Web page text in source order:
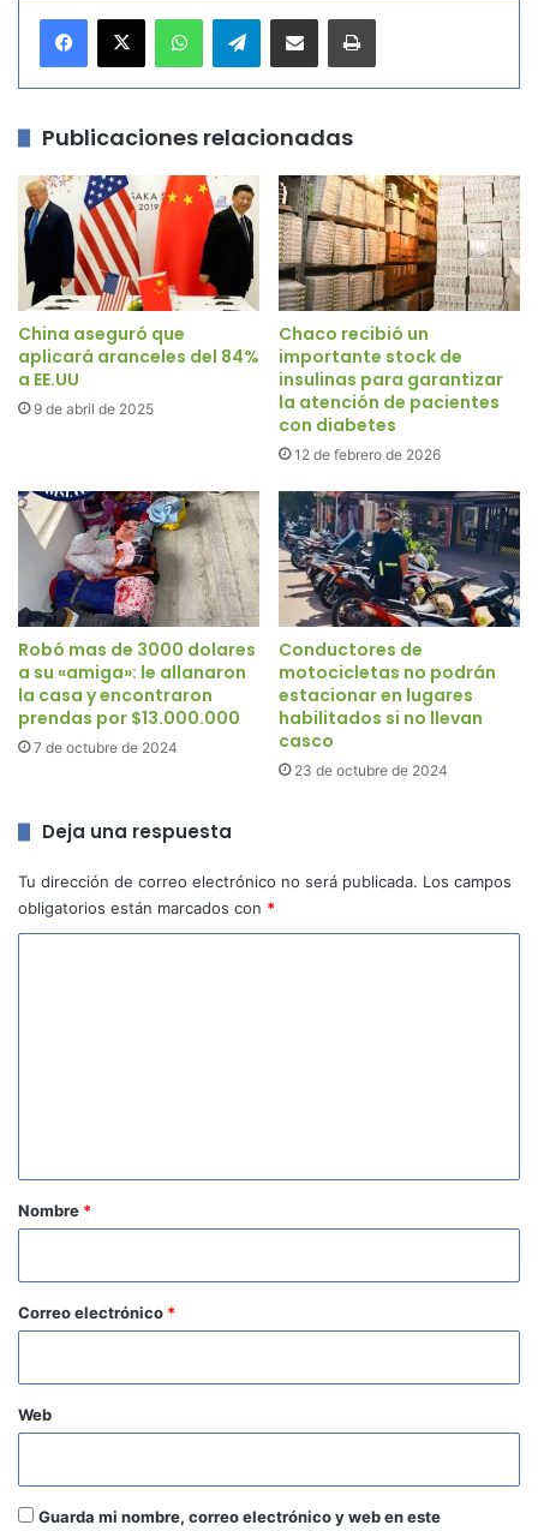
Telegram
Publicaciones relacionadas
China aseguró que
aplicará aranceles del 84%
a EE.UU
9 de abril de 2025
Chaco recibió un
importante stock de
insulinas para garantizar
la atención de pacientes
con diabetes
12 de febrero de 2026
Robó mas de 3000 dolares
a su «amiga»: le allanaron
la casa y encontraron
prendas por $13.000.000
7 de octubre de 2024
Conductores de
motocicletas no podrán
estacionar en lugares
habilitados si no llevan
casco
23 de octubre de 2024
Deja una respuesta
Tu dirección de correo electrónico no será publicada. Los campos
obligatorios están marcados con *
r
o
*
Nombre *
Correo electrónico *
Web
Guarda mi nombre, correo electrónico y web en este